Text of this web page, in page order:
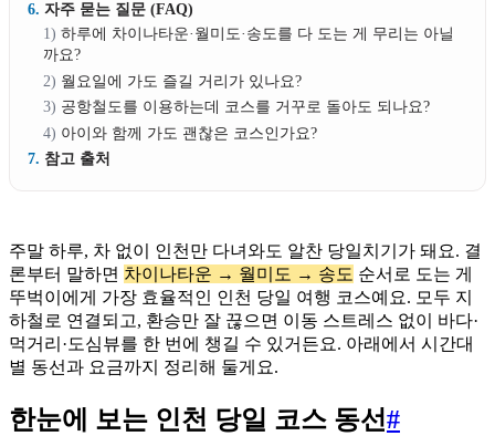
자주 묻는 질문 (FAQ)
하루에 차이나타운·월미도·송도를 다 도는 게 무리는 아닐
까요?
월요일에 가도 즐길 거리가 있나요?
공항철도를 이용하는데 코스를 거꾸로 돌아도 되나요?
아이와 함께 가도 괜찮은 코스인가요?
참고 출처
주말 하루, 차 없이 인천만 다녀와도 알찬 당일치기가 돼요. 결
론부터 말하면 차이나타운 → 월미도 → 송도 순서로 도는 게
뚜벅이에게 가장 효율적인 인천 당일 여행 코스예요. 모두 지
하철로 연결되고, 환승만 잘 끊으면 이동 스트레스 없이 바다·
먹거리·도심뷰를 한 번에 챙길 수 있거든요. 아래에서 시간대
별 동선과 요금까지 정리해 둘게요.
한눈에 보는 인천 당일 코스 동선#